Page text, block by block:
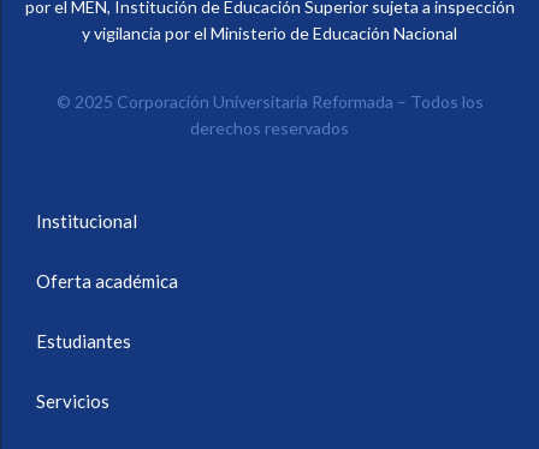
por el MEN, Institución de Educación Superior sujeta a inspección
y vigilancia por el Ministerio de Educación Nacional
© 2025 Corporación Universitaria Reformada – Todos los
derechos reservados
Institucional
Oferta académica
Estudiantes
Servicios